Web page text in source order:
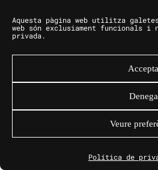
Aquesta pàgina web utilitza
web són exclusiament funcionals i
privada.
Veure
Política de